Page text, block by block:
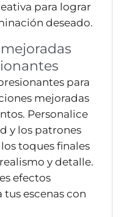
para lograr
deseado.
para
mejoradas
Personalice
y los patrones
toques finales
y detalle.
efectos
escenas con